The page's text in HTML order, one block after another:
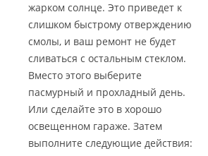
жарком солнце. Это приведет к
слишком быстрому отверждению
смолы, и ваш ремонт не будет
сливаться с остальным стеклом.
Вместо этого выберите
пасмурный и прохладный день.
Или сделайте это в хорошо
освещенном гараже. Затем
выполните следующие действия: